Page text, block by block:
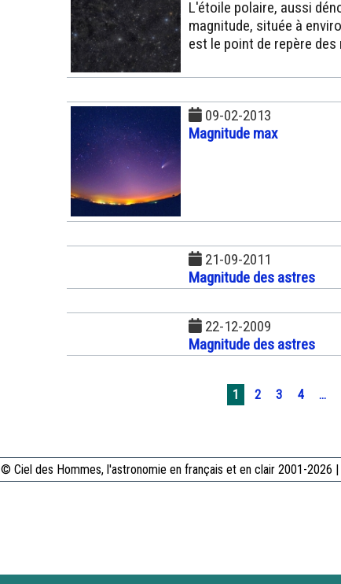
L'étoile polaire, aussi
magnitude, située à
est le point de repère des
09-02-2013
Magnitude max
21-09-2011
Magnitude des astres
22-12-2009
Magnitude des astres
1 2 3 4 ...
© Ciel des Hommes, l'astronomie en français et en clair 2001-2026 |